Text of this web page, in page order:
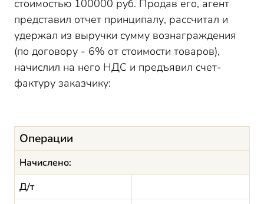
стоимостью 100000 руб. Продав его, агент
представил отчет принципалу, рассчитал и
удержал из выручки сумму вознаграждения
(по договору - 6% от стоимости товаров),
начислил на него НДС и предъявил счет-
фактуру заказчику:
Операции
Начислено:
Д/т